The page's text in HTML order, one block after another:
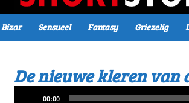
Bizar Sensueel Fantasy Griezelig
De nieuwe kleren van
00:00